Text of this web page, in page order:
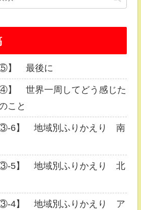
⑤】 最後に
④】 世界一周してどう感じた
こと
③-6】 地域別ふりかえり 南
③-5】 地域別ふりかえり 北
③-4】 地域別ふりかえり ア